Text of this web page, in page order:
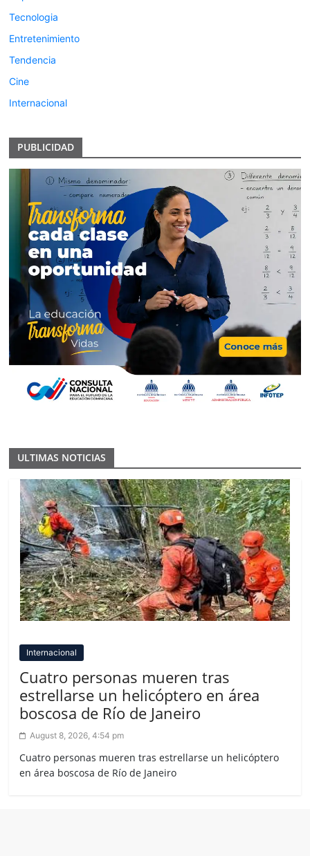
Tecnologia
Entretenimiento
Tendencia
Cine
Internacional
PUBLICIDAD
ULTIMAS NOTICIAS
Internacional
Cuatro personas mueren tras
estrellarse un helicóptero en área
boscosa de Río de Janeiro
August 8, 2026, 4:54 pm
Cuatro personas mueren tras estrellarse un helicóptero
en área boscosa de Río de Janeiro